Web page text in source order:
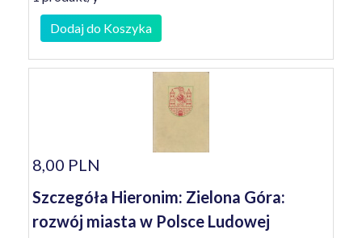
Dodaj do Koszyka
8,00 PLN
Szczegóła Hieronim: Zielona Góra:
rozwój miasta w Polsce Ludowej